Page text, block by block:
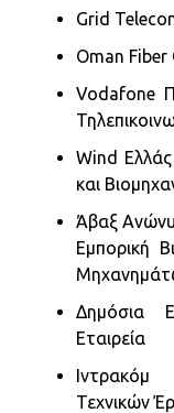
Grid
Oman Fiber
Vodafone
Wind Ελλάς
και
Άβαξ
Εμπορική
Δημόσια
Εταιρεία
Ιντρακόμ
Τεχνικών